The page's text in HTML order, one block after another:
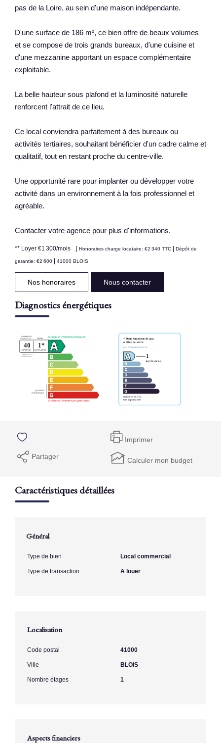
pas de la Loire, au sein d'une maison indépendante.
D'une surface de 186 m², ce bien offre de beaux volumes
et se compose de trois grands bureaux, d'une cuisine et
d'une mezzanine apportant un espace complémentaire
exploitable.
La belle hauteur sous plafond et la luminosité naturelle
renforcent l'attrait de ce lieu.
Ce local conviendra parfaitement à des bureaux ou
activités tertiaires, souhaitant bénéficier d'un cadre calme et
qualitatif, tout en restant proche du centre-ville.
Une opportunité rare pour implanter ou développer votre
activité dans un environnement à la fois professionnel et
agréable.
Contacter votre agence pour plus d'informations.
** Loyer €1 300/mois | Honoraires charge locataire: €2 340 TTC | Dépôt de
garantie: €2 600 | 41000 BLOIS
Nos honoraires Nous contacter
Diagnostics énergétiques
Imprimer
Partager Calculer mon budget
Caractéristiques détaillées
Général
Type de bien Local commercial
Type de transaction A louer
Localisation
Code postal 41000
Ville BLOIS
Nombre étages 1
Aspects financiers